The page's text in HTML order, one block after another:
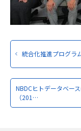
統合化推進プログラ
NBDCヒトデータベー
（201…